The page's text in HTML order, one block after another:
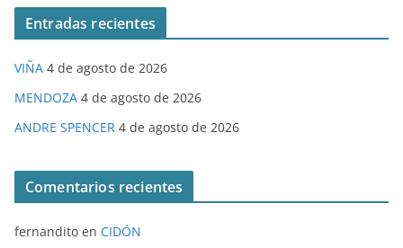
Entradas recientes
VIÑA 4 de agosto de 2026
MENDOZA 4 de agosto de 2026
ANDRE SPENCER 4 de agosto de 2026
Comentarios recientes
fernandito en CIDÓN